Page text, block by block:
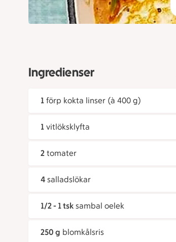
Ingredienser
1 förp kokta linser (à 400 g)
1 vitlöksklyfta
2 tomater
4 salladslökar
1/2 - 1 tsk sambal oelek
250 g blomkålsris